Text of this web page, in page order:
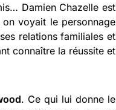
Damien Chazelle est
voyait le personnage
relations familiales et
connaître la réussite et
. Ce qui lui donne le